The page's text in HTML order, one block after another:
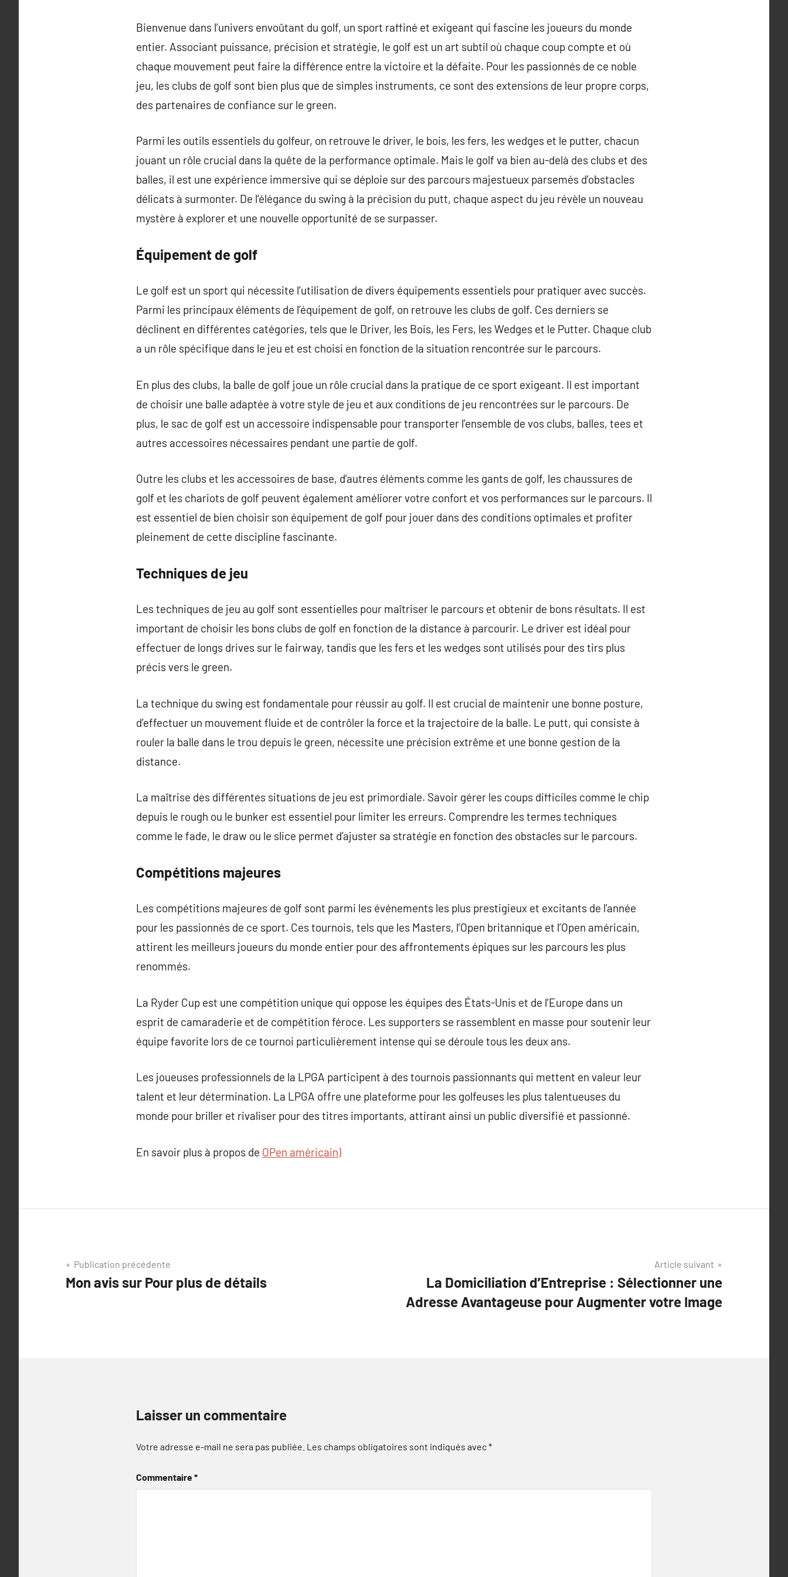
Bienvenue dans l’univers envoûtant du golf, un sport raffiné et exigeant qui fascine les joueurs du monde
entier. Associant puissance, précision et stratégie, le golf est un art subtil où chaque coup compte et où
chaque mouvement peut faire la différence entre la victoire et la défaite. Pour les passionnés de ce noble
jeu, les clubs de golf sont bien plus que de simples instruments, ce sont des extensions de leur propre corps,
des partenaires de confiance sur le green.
Parmi les outils essentiels du golfeur, on retrouve le driver, le bois, les fers, les wedges et le putter, chacun
jouant un rôle crucial dans la quête de la performance optimale. Mais le golf va bien au-delà des clubs et des
balles, il est une expérience immersive qui se déploie sur des parcours majestueux parsemés d’obstacles
délicats à surmonter. De l’élégance du swing à la précision du putt, chaque aspect du jeu révèle un nouveau
mystère à explorer et une nouvelle opportunité de se surpasser.
Équipement de golf
Le golf est un sport qui nécessite l’utilisation de divers équipements essentiels pour pratiquer avec succès.
Parmi les principaux éléments de l’équipement de golf, on retrouve les clubs de golf. Ces derniers se
déclinent en différentes catégories, tels que le Driver, les Bois, les Fers, les Wedges et le Putter. Chaque club
a un rôle spécifique dans le jeu et est choisi en fonction de la situation rencontrée sur le parcours.
En plus des clubs, la balle de golf joue un rôle crucial dans la pratique de ce sport exigeant. Il est important
de choisir une balle adaptée à votre style de jeu et aux conditions de jeu rencontrées sur le parcours. De
plus, le sac de golf est un accessoire indispensable pour transporter l’ensemble de vos clubs, balles, tees et
autres accessoires nécessaires pendant une partie de golf.
Outre les clubs et les accessoires de base, d’autres éléments comme les gants de golf, les chaussures de
golf et les chariots de golf peuvent également améliorer votre confort et vos performances sur le parcours. Il
est essentiel de bien choisir son équipement de golf pour jouer dans des conditions optimales et profiter
pleinement de cette discipline fascinante.
Techniques de jeu
Les techniques de jeu au golf sont essentielles pour maîtriser le parcours et obtenir de bons résultats. Il est
important de choisir les bons clubs de golf en fonction de la distance à parcourir. Le driver est idéal pour
effectuer de longs drives sur le fairway, tandis que les fers et les wedges sont utilisés pour des tirs plus
précis vers le green.
La technique du swing est fondamentale pour réussir au golf. Il est crucial de maintenir une bonne posture,
d’effectuer un mouvement fluide et de contrôler la force et la trajectoire de la balle. Le putt, qui consiste à
rouler la balle dans le trou depuis le green, nécessite une précision extrême et une bonne gestion de la
distance.
La maîtrise des différentes situations de jeu est primordiale. Savoir gérer les coups difficiles comme le chip
depuis le rough ou le bunker est essentiel pour limiter les erreurs. Comprendre les termes techniques
comme le fade, le draw ou le slice permet d’ajuster sa stratégie en fonction des obstacles sur le parcours.
Compétitions majeures
Les compétitions majeures de golf sont parmi les événements les plus prestigieux et excitants de l’année
pour les passionnés de ce sport. Ces tournois, tels que les Masters, l’Open britannique et l’Open américain,
attirent les meilleurs joueurs du monde entier pour des affrontements épiques sur les parcours les plus
renommés.
La Ryder Cup est une compétition unique qui oppose les équipes des États-Unis et de l’Europe dans un
esprit de camaraderie et de compétition féroce. Les supporters se rassemblent en masse pour soutenir leur
équipe favorite lors de ce tournoi particulièrement intense qui se déroule tous les deux ans.
Les joueuses professionnels de la LPGA participent à des tournois passionnants qui mettent en valeur leur
talent et leur détermination. La LPGA offre une plateforme pour les golfeuses les plus talentueuses du
monde pour briller et rivaliser pour des titres importants, attirant ainsi un public diversifié et passionné.
En savoir plus à propos de OPen américain)
Navigation
de
Publication précédente
Mon avis sur Pour plus de détails
Article suivant
La Domiciliation d’Entreprise : Sélectionner une
Adresse Avantageuse pour Augmenter votre Image
Laisser un commentaire
Votre adresse e-mail ne sera pas publiée. Les champs obligatoires sont indiqués avec*
Commentaire*